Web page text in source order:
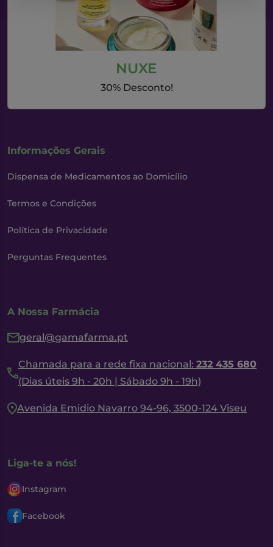
NUXE
30% Desconto!
Informações Gerais
Dispensa de Medicamentos ao Domicílio
Termos e Condições
Política de Privacidade
Perguntas Frequentes
A Nossa Farmácia
geral@gamafarma.pt
Chamada para a rede fixa nacional: 232 435 680
(Dias úteis 9h - 20h | Sábado 9h - 19h)
Avenida Emidio Navarro 94-96, 3500-124 Viseu
Liga-te a nós!
Instagram
Facebook